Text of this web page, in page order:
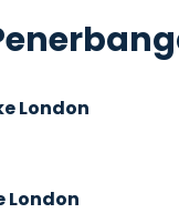
London
London